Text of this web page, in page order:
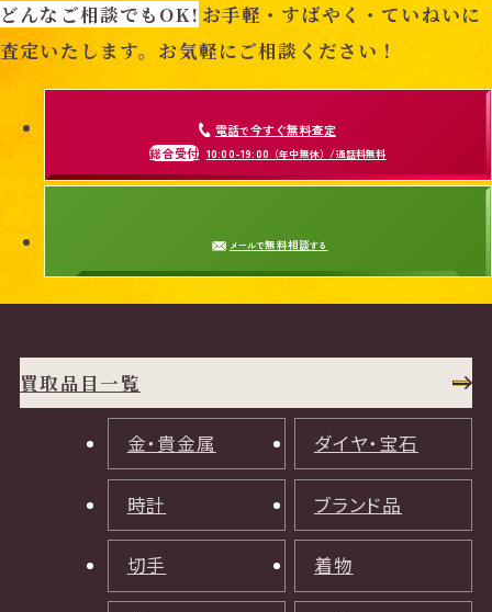
どんなご相談でもOK! お手軽・すばやく・ていねいに
査定いたします。お気軽にご相談ください！
電話で今すぐ無料査定
総合受付 10:00-19:00 （年中無休）/通話料無料
メールで無料相談する
買取品目一覧
金・貴金属 ダイヤ・宝石
時計 ブランド品
切手 着物